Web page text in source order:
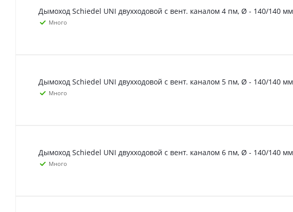
Дымоход Schiedel UNI двухходовой с вент. каналом 4 пм, Ø - 140/140 мм
Много
Дымоход Schiedel UNI двухходовой с вент. каналом 5 пм, Ø - 140/140 мм
Много
Дымоход Schiedel UNI двухходовой с вент. каналом 6 пм, Ø - 140/140 мм
Много